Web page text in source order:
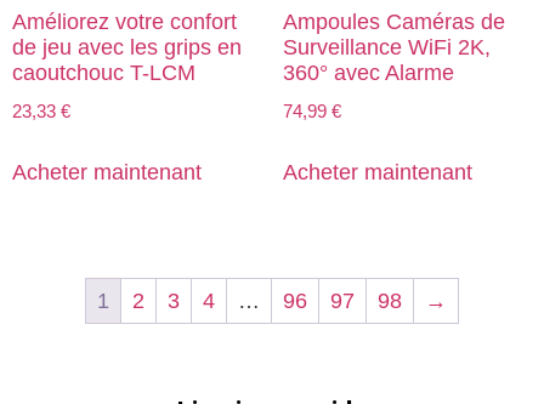
Améliorez votre confort
de jeu avec les grips en
caoutchouc T-LCM
23,33 €
Acheter maintenant
Ampoules Caméras de
Surveillance WiFi 2K,
360° avec Alarme
74,99 €
Acheter maintenant
1 2 3 4 … 96 97 98 →